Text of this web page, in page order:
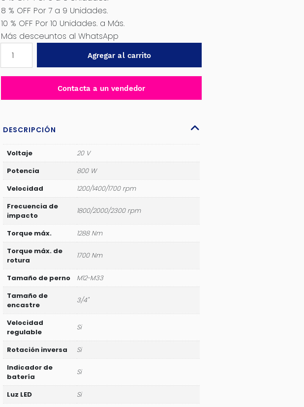
8 % OFF Por 7 a 9 Unidades.
10 % OFF Por 10 Unidades. a Más.
Más desceuntos al WhatsApp
IMPACTO
BRUSHLESS
M12-
M33
2X5.0AH
DCA-
ADPB1288FK
cantidad
Agregar al carrito
Contacta a un vendedor
DESCRIPCIÓN
Voltaje
20 V
Potencia
800 W
Velocidad
1200/1400/1700 rpm
Frecuencia de
impacto
1800/2000/2300 rpm
Torque máx.
1288 Nm
Torque máx. de
rotura
1700 Nm
Tamaño de perno
M12-M33
Tamaño de
encastre
3/4"
Velocidad
regulable
Si
Rotación inversa
Si
Indicador de
batería
Si
Luz LED
Si